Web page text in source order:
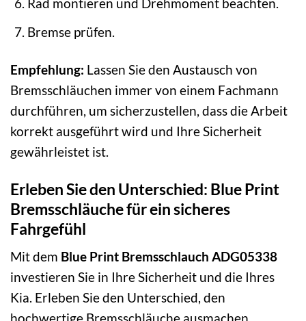
Rad montieren und Drehmoment beachten.
Bremse prüfen.
Empfehlung: Lassen Sie den Austausch von
Bremsschläuchen immer von einem Fachmann
durchführen, um sicherzustellen, dass die Arbeit
korrekt ausgeführt wird und Ihre Sicherheit
gewährleistet ist.
Erleben Sie den Unterschied: Blue Print
Bremsschläuche für ein sicheres
Fahrgefühl
Mit dem Blue Print Bremsschlauch ADG05338
investieren Sie in Ihre Sicherheit und die Ihres
Kia. Erleben Sie den Unterschied, den